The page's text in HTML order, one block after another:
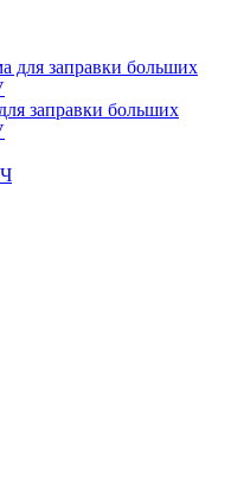
заправки больших